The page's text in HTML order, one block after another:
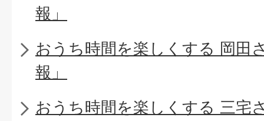
報」
おうち時間を楽しくする 岡田
報」
おうち時間を楽しくする 三宅